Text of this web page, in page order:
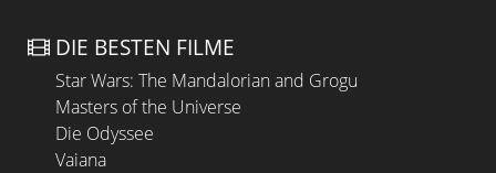
DIE BESTEN FILME
Star Wars: The Mandalorian and Grogu
Masters of the Universe
Die Odyssee
Vaiana